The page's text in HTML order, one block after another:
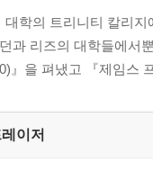
대학의 트리니티 칼리
과 리즈의 대학들에서
』을 펴냈고 『제임스
이저